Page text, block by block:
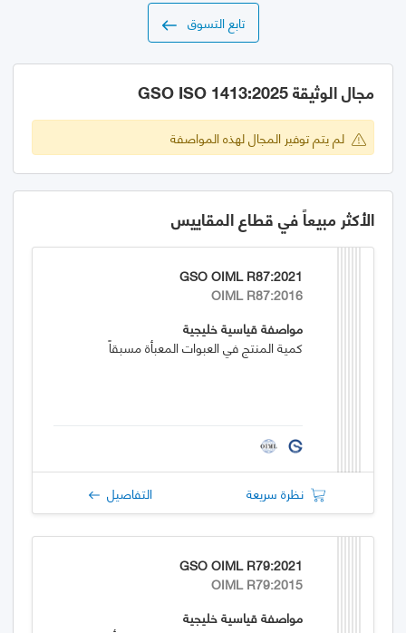
تابع التسوق
مجال الوثيقة GSO ISO 1413:2025
لم يتم توفير المجال لهذه المواصفة
الأكثر مبيعاً في قطاع المقاييس
GSO OIML R87:2021
OIML R87:2016
مواصفة قياسية خليجية
كمية المنتج في العبوات المعبأة مسبقاً
نظرة سريعة التفاصيل
GSO OIML R79:2021
OIML R79:2015
مواصفة قياسية خليجية